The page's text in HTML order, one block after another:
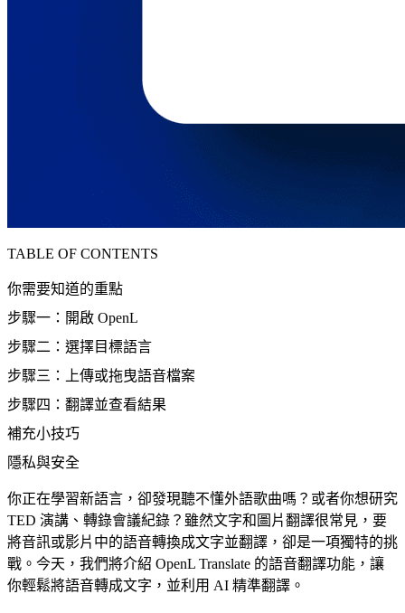
TABLE OF CONTENTS
你需要知道的重點
步驟一：開啟 OpenL
步驟二：選擇目標語言
步驟三：上傳或拖曳語音檔案
步驟四：翻譯並查看結果
補充小技巧
隱私與安全
你正在學習新語言，卻發現聽不懂外語歌曲嗎？或者你想研究
TED 演講、轉錄會議紀錄？雖然文字和圖片翻譯很常見，要
將音訊或影片中的語音轉換成文字並翻譯，卻是一項獨特的挑
戰。今天，我們將介紹 OpenL Translate 的語音翻譯功能，讓
你輕鬆將語音轉成文字，並利用 AI 精準翻譯。